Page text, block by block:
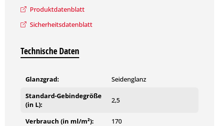
maßhaltige Holzbauteile, Fenster, Türen etc. Diese
und Pilzbefall ausgerüstet und darf deshalb nicht im
von Gebäudekonstruktion, Umgebungsbedingungen und
zeitlich begrenzt. Fenster und Außentüren – auch deren
Technische Eigenschaften
Glanzgrad: Seidenglänzend
Reichweite: ca. 17 m²/l
Produktdatenblatt
Sicherheitsdatenblatt
Technische Daten
Glanzgrad:
Seidenglanz
Standard-Gebindegröße
(in L):
2,5
Verbrauch (in ml/m²):
170